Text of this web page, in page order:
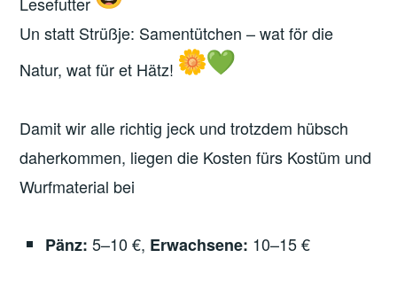
Un statt Strüßje: Samentütchen – wat för die
Natur, wat für et Hätz!
Damit wir alle richtig jeck und trotzdem hübsch
daherkommen, liegen die Kosten fürs Kostüm und
Wurfmaterial bei
Pänz: 5–10 €, Erwachsene: 10–15 €